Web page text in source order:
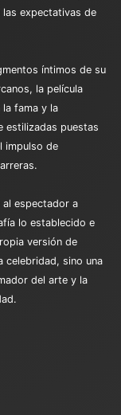
las expectativas de
íntimos de su
la película
la fama y la
estilizadas puestas
impulso de
al espectador a
lo establecido e
versión de
celebridad, sino una
del arte y la